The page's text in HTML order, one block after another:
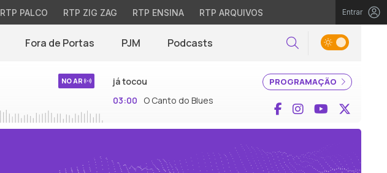
RTP PALCO RTP ZIG ZAG RTP ENSINA RTP ARQUIVOS Entrar
Fora de Portas PJM Podcasts Pesquisar
NO AR PROGRAMAÇÃO
já tocou
03:00
O Canto do Blues Facebook
InstagramYouTube